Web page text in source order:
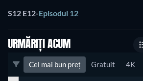
S12 E12-Episodul 12
URMĂRIȚI ACUM
Cel mai bun preț Gratuit 4K